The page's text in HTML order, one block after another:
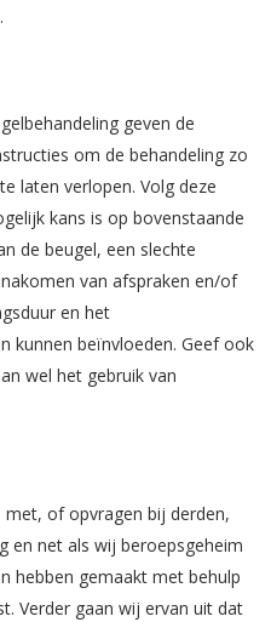
geven de
om de behandeling zo
laten verlopen. Volg deze
kans is op bovenstaande
de beugel, een slechte
van afspraken en/of
en het
kunnen beïnvloeden. Geef ook
wel het gebruik van
met, of opvragen bij derden,
en net als wij beroepsgeheim
hebben gemaakt met behulp
Verder gaan wij ervan uit dat